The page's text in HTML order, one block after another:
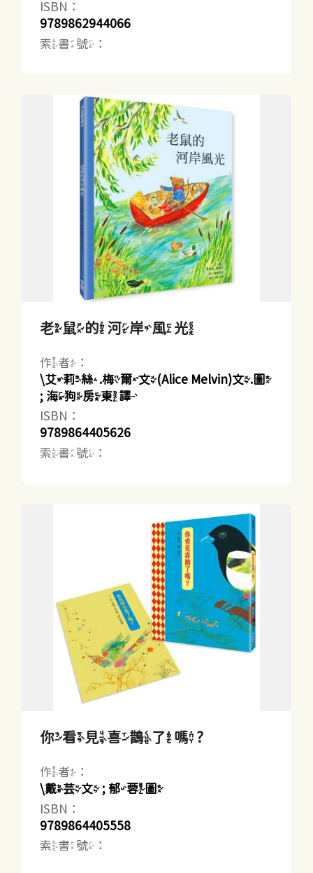
ISBN：
9789862944066
索書號：
老鼠的河岸風光
作者：
\艾莉絲.梅爾文(Alice Melvin)文.圖
; 海狗房東譯
ISBN：
9789864405626
索書號：
你看見喜鵲了嗎?
作者：
\戴芸文 ; 郁蓉圖
ISBN：
9789864405558
索書號：